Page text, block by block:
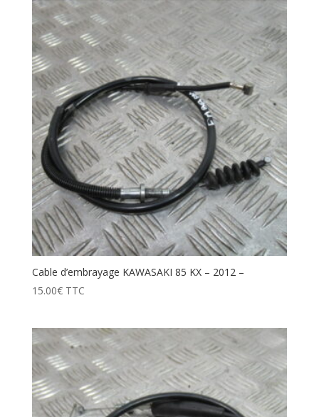
Cable d’embrayage KAWASAKI 85 KX – 2012 –
15.00€ TTC